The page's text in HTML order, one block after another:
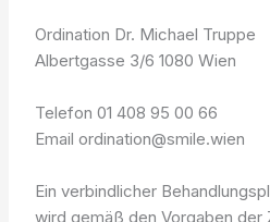
Ordination Dr. Michael Truppe
Albertgasse 3/6 1080 Wien
Telefon 01 408 95 00 66
Email ordination@smile.wien
Ein verbindlicher
wird gemäß den Vorgaben der